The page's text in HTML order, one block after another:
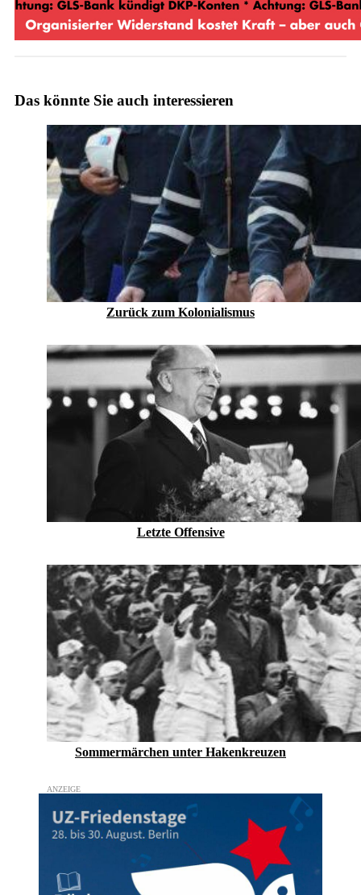
Das könnte Sie auch interessieren
Zurück zum Kolonialismus
Letzte Offensive
Sommermärchen unter Hakenkreuzen